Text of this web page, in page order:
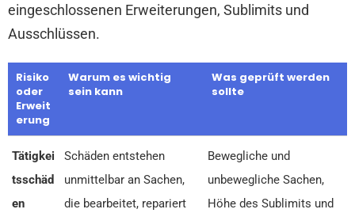
eingeschlossenen Erweiterungen, Sublimits und
Ausschlüssen.
Risiko
oder
Erweit
erung
Warum es wichtig
sein kann
Was geprüft werden
sollte
Tätigkei
tsschäd
en
Schäden entstehen
unmittelbar an Sachen,
die bearbeitet, repariert
Bewegliche und
unbewegliche Sachen,
Höhe des Sublimits und